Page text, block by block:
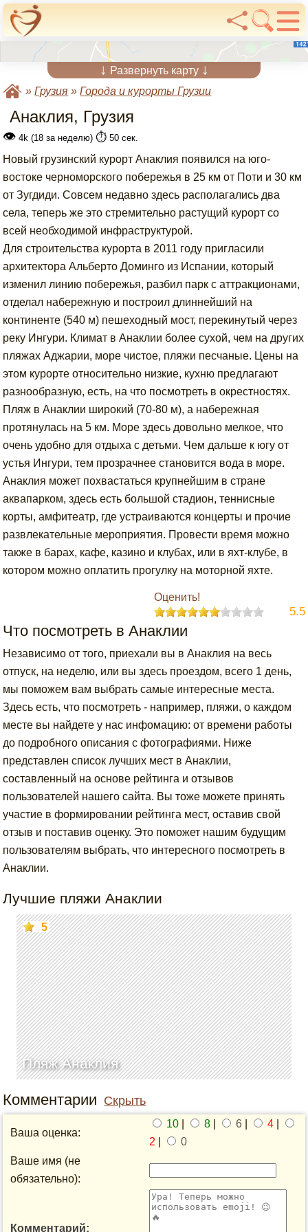
↓ Развернуть карту ↓
»Грузия »Города и курорты Грузии
Анаклия, Грузия
👁 4k (18 за неделю) ⏱️ 50 сек.
Новый грузинский курорт Анаклия появился на юго-
востоке черноморского побережья в 25 км от Поти и 30 км
от Зугдиди. Совсем недавно здесь располагались два
села, теперь же это стремительно растущий курорт со
всей необходимой инфраструктурой.
Для строительства курорта в 2011 году пригласили
архитектора Альберто Доминго из Испании, который
изменил линию побережья, разбил парк с аттракционами,
отделал набережную и построил длиннейший на
континенте (540 м) пешеходный мост, перекинутый через
реку Ингури. Климат в Анаклии более сухой, чем на других
пляжах Аджарии, море чистое, пляжи песчаные. Цены на
этом курорте относительно низкие, кухню предлагают
разнообразную, есть, на что посмотреть в окрестностях.
Пляж в Анаклии широкий (70-80 м), а набережная
протянулась на 5 км. Море здесь довольно мелкое, что
очень удобно для отдыха с детьми. Чем дальше к югу от
устья Ингури, тем прозрачнее становится вода в море.
Анаклия может похвастаться крупнейшим в стране
аквапарком, здесь есть большой стадион, теннисные
корты, амфитеатр, где устраиваются концерты и прочие
развлекательные мероприятия. Провести время можно
также в барах, кафе, казино и клубах, или в яхт-клубе, в
котором можно оплатить прогулку на моторной яхте.
Оценить!
5.5
Что посмотреть в Анаклии
Независимо от того, приехали вы в Анаклия на весь
отпуск, на неделю, или вы здесь проездом, всего 1 день,
мы поможем вам выбрать самые интересные места.
Здесь есть, что посмотреть - например, пляжи, о каждом
месте вы найдете у нас инфомацию: от времени работы
до подробного описания с фотографиями. Ниже
представлен список лучших мест в Анаклии,
составленный на основе рейтинга и отзывов
пользователей нашего сайта. Вы тоже можете принять
участие в формировании рейтинга мест, оставив свой
отзыв и поставив оценку. Это поможет нашим будущим
пользователям выбрать, что интересного посмотреть в
Анаклии.
Лучшие пляжи Анаклии
Пляж Анаклия
5
Комментарии Скрыть
Ваша оценка:
10 8 6 4
2
0
Ваше имя (не
обязательно):
Комментарий: